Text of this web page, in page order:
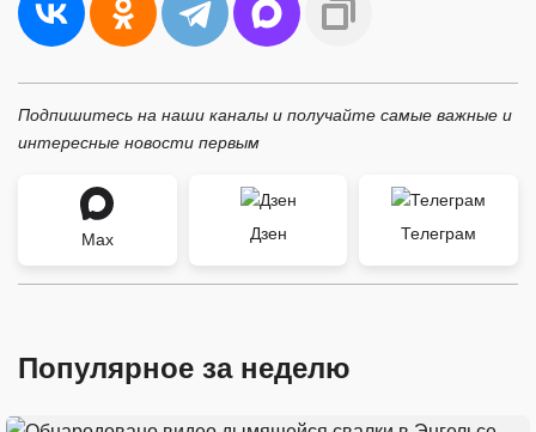
Подпишитесь на наши каналы и получайте самые важные и
интересные новости первым
Max Дзен Телеграм
Популярное за неделю